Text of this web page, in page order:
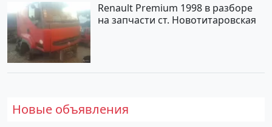
Renault Premium 1998 в разборе
на запчасти ст. Новотитаровская
Новые объявления